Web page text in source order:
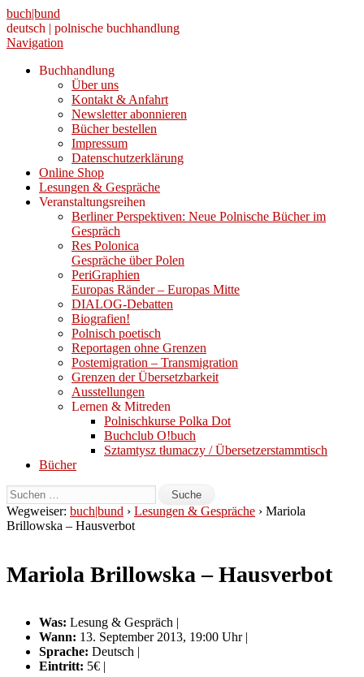
buch|bund
deutsch | polnische buchhandlung
Navigation
Buchhandlung
Über uns
Kontakt & Anfahrt
Newsletter abonnieren
Bücher bestellen
Impressum
Datenschutzerklärung
Online Shop
Lesungen & Gespräche
Veranstaltungsreihen
Berliner Perspektiven: Neue Polnische Bücher im
Gespräch
Res Polonica
Gespräche über Polen
PeriGraphien
Europas Ränder – Europas Mitte
DIALOG-Debatten
Biografien!
Polnisch poetisch
Reportagen ohne Grenzen
Postemigration – Transmigration
Grenzen der Übersetzbarkeit
Ausstellungen
Lernen & Mitreden
Polnischkurse Polka Dot
Buchclub O!buch
Sztamtysz tłumaczy / Übersetzerstammtisch
Bücher
Wegweiser: buch|bund › Lesungen & Gespräche › Mariola
Brillowska – Hausverbot
Mariola Brillowska – Hausverbot
Was: Lesung & Gespräch |
Wann: 13. September 2013, 19:00 Uhr |
Sprache: Deutsch |
Eintritt: 5€ |